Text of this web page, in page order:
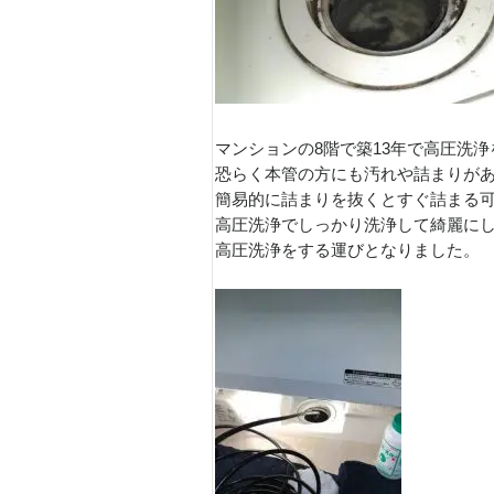
マンションの8階で築13年で高圧洗
恐らく本管の方にも汚れや詰まりが
簡易的に詰まりを抜くとすぐ詰まる
高圧洗浄でしっかり洗浄して綺麗に
高圧洗浄をする運びとなりました。